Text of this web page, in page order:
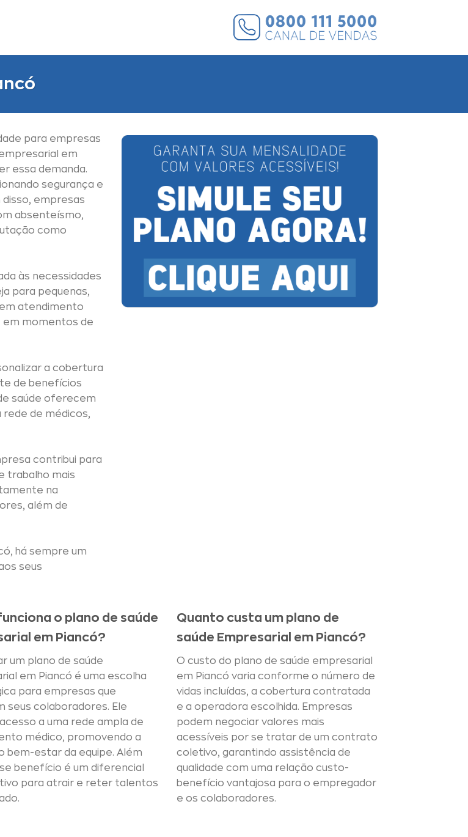
para empresas
em
essa demanda.
segurança e
empresas
absenteísmo,
como
às necessidades
para pequenas,
atendimento
em momentos de
a cobertura
de benefícios
saúde oferecem
rede de médicos,
contribui para
trabalho mais
na
além de
há sempre um
seus
o plano de saúde
em Piancó?
um plano de saúde
em Piancó é uma escolha
para empresas que
seus colaboradores. Ele
a uma rede ampla de
médico, promovendo a
bem-estar da equipe. Além
benefício é um diferencial
para atrair e reter talentos
Quanto custa um plano de
saúde Empresarial em Piancó?
O custo do plano de saúde empresarial
em Piancó varia conforme o número de
vidas incluídas, a cobertura contratada
e a operadora escolhida. Empresas
podem negociar valores mais
acessíveis por se tratar de um contrato
coletivo, garantindo assistência de
qualidade com uma relação custo-
benefício vantajosa para o empregador
e os colaboradores.